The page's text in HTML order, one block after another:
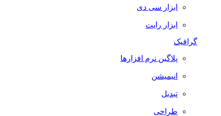
ابزار سی دی
ابزار رایت
گرافیک
پلاگین نرم افزارها
انیمیشن
تبدیل
طراحی